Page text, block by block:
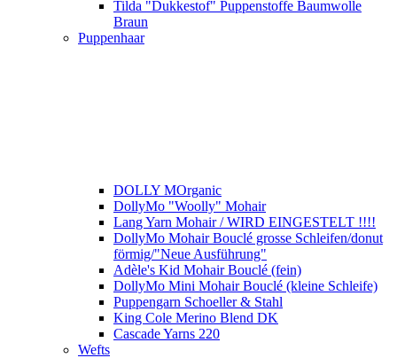
Tilda "Dukkestof" Puppenstoffe Baumwolle
Braun
Puppenhaar
DOLLY MOrganic
DollyMo "Woolly" Mohair
Lang Yarn Mohair / WIRD EINGESTELT !!!!
DollyMo Mohair Bouclé grosse Schleifen/donut
förmig/"Neue Ausführung"
Adèle's Kid Mohair Bouclé (fein)
DollyMo Mini Mohair Bouclé (kleine Schleife)
Puppengarn Schoeller & Stahl
King Cole Merino Blend DK
Cascade Yarns 220
Wefts